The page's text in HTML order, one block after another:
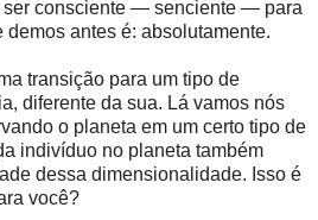
ser consciente — senciente — para
demos antes é: absolutamente.
transição para um tipo de
diferente da sua. Lá vamos nós
o planeta em um certo tipo de
indivíduo no planeta também
dessa dimensionalidade. Isso é
você?